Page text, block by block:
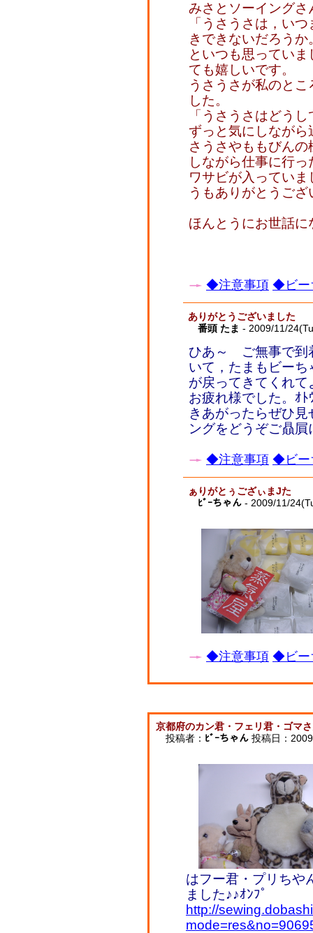
みさとソーイングさ
「うさうさは，い
きできないだろうか
といつも思ってい
ても嬉しいです。
うさうさが私のと
した。
「うさうさはどう
ずっと気にしなが
さうさやももびん
しながら仕事に行
ワサビが入ってい
うもありがとうござ
ほんとうにお世話
◆注意事項 ◆ビー
ありがとうございました
番頭 たま - 2009/11/
ひあ～ ご無事で到
いて，たまもビー
が戻ってきてくれ
お疲れ様でした。ｵ
きあがったらぜひ
ングをどうぞご贔
◆注意事項 ◆ビー
ぁりがとぅござぃまJた
ﾋﾞｰちゃん - 2009/11/
◆注意事項 ◆ビー
京都府のカン君・フェリ君・ゴマ
投稿者： ﾋﾞｰちゃん 投稿日：
はフー君・プリち
ました♪♪ｵﾝﾌﾟ
http://